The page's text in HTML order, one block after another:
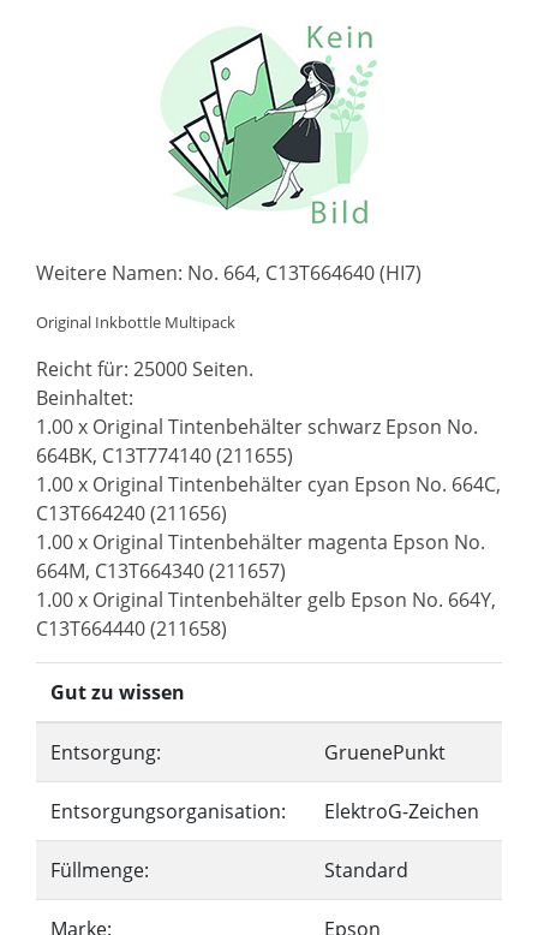
Weitere Namen: No. 664, C13T664640 (HI7)
Original Inkbottle Multipack
Reicht für: 25000 Seiten.
Beinhaltet:
1.00 x Original Tintenbehälter schwarz Epson No.
664BK, C13T774140 (211655)
1.00 x Original Tintenbehälter cyan Epson No. 664C,
C13T664240 (211656)
1.00 x Original Tintenbehälter magenta Epson No.
664M, C13T664340 (211657)
1.00 x Original Tintenbehälter gelb Epson No. 664Y,
C13T664440 (211658)
Gut zu wissen
Entsorgung: GruenePunkt
Entsorgungsorganisation: ElektroG-Zeichen
Füllmenge: Standard
Marke: Epson